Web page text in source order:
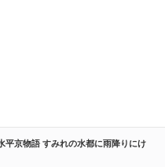
平京物語 すみれの水都に雨降りにけ